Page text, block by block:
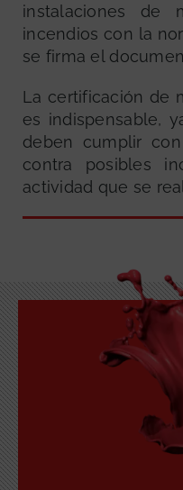
instalaciones de
incendios con la
se firma el
La certificación de
es indispensable,
deben cumplir
contra posibles
actividad que se